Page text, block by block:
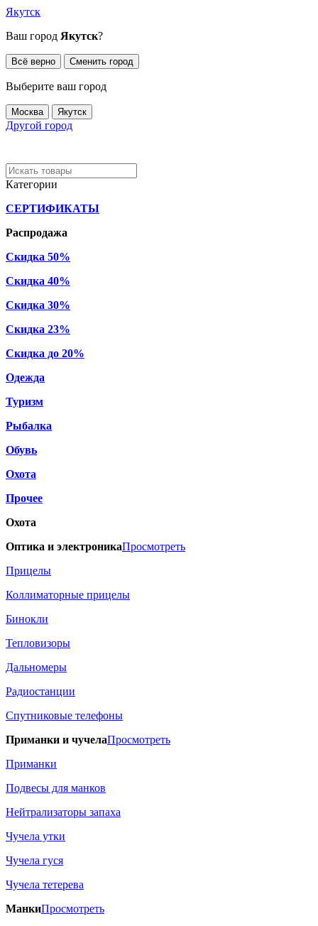
Якутск
Ваш город Якутск?
Всё верно Сменить город
Выберите ваш город
Москва Якутск
Другой город
Категории
СЕРТИФИКАТЫ
Распродажа
Скидка 50%
Скидка 40%
Скидка 30%
Скидка 23%
Скидка до 20%
Одежда
Туризм
Рыбалка
Обувь
Охота
Прочее
Охота
Оптика и электроникаПросмотреть
Прицелы
Коллиматорные прицелы
Бинокли
Тепловизоры
Дальномеры
Радиостанции
Спутниковые телефоны
Приманки и чучелаПросмотреть
Приманки
Подвесы для манков
Нейтрализаторы запаха
Чучела утки
Чучела гуся
Чучела тетерева
МанкиПросмотреть